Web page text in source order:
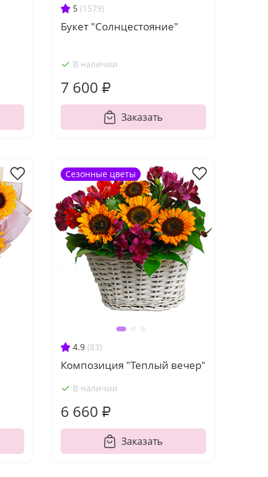
5 (1579)
Букет "Солнцестояние"
В наличии
7 600 ₽
Заказать
4.9 (83)
Композиция "Теплый вечер"
В наличии
6 660 ₽
Заказать
Сезонные цветы